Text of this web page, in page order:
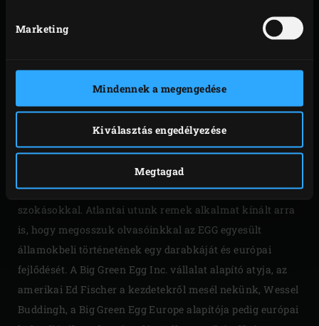
Marketing
Mindennek a megengedése
Kiválasztás engedélyezése
Megtagad
Ezúttal Thomasszal és Jenny-vel Atlantába, a Big Green
Egg szülővárosába teszünk látogatást. Ez az autentikus
és lelkes svéd házaspár régóta elkötelezett az EGG-ek
iránt, és immár 13 darab (!) büszke tulajdonosai. Most
útra keltek, hogy felfedezzék a Big Green Egg gyökereit,
és megismerkedjenek a helyi hozzávalókkal és étkezési
szokásokkal. Atlantai utunk remek alkalmat kínált arra
is, hogy megosszuk olvasóinkkal az EGG egyesült
államokbeli történetének egy darabkáját és európai
fejlődését. A Big Green Egg Inc. vállalat alapító atyja, az
amerikai Ed Fischer a kezdetekről mesél nekünk, Wessel
Buddingh, a Big Green Egg Europe alapítója pedig európai